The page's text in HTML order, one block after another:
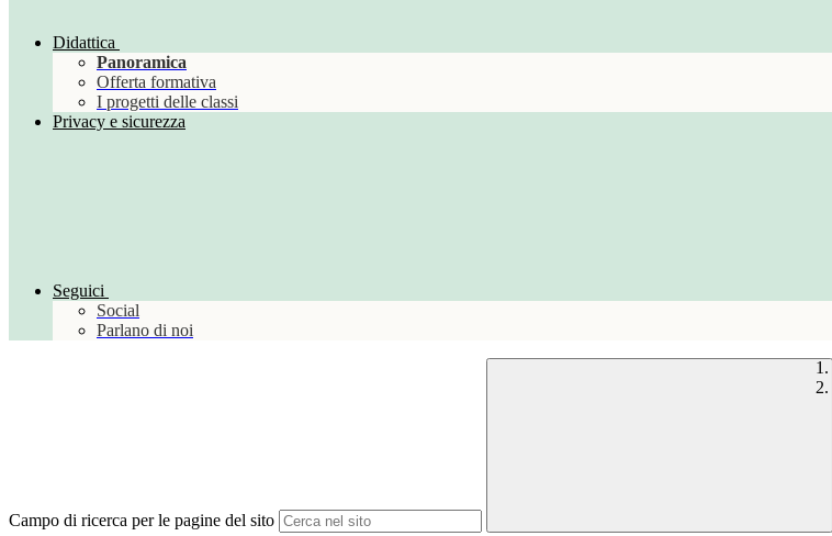
Didattica
Panoramica
Offerta formativa
I progetti delle classi
Privacy e sicurezza
Seguici
Social
Parlano di noi
Campo di ricerca per le pagine del sito